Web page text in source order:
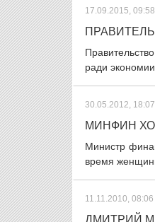
17.09.2015, 09:58
ради
30.05.2012, 18:07
МИНФИН
Министр
время
11.11.2010, 08:06
ДМИТРИЙ